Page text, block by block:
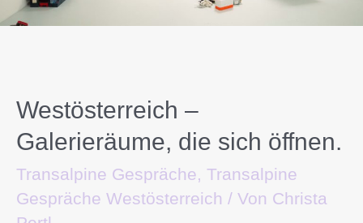
Westösterreich –
Galerieräume, die sich öffnen.
Transalpine Gespräche, Transalpine
Gespräche Westösterreich / Von Christa